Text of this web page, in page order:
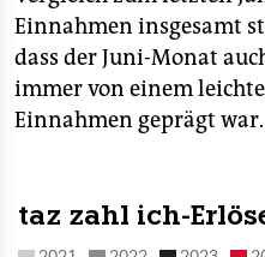
Einnahmen insgesamt
dass der Juni-Monat
immer von einem
Einnahmen geprägt war.